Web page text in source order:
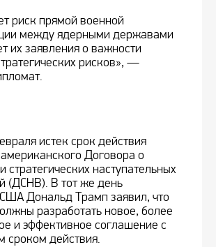
риск прямой военной
между ядерными державами
их заявления о важности
рисков», —
истек срок действия
Договора о
стратегических наступательных
(ДСНВ). В тот же день
Дональд Трамп заявил, что
разработать новое, более
и эффективное соглашение с
сроком действия.